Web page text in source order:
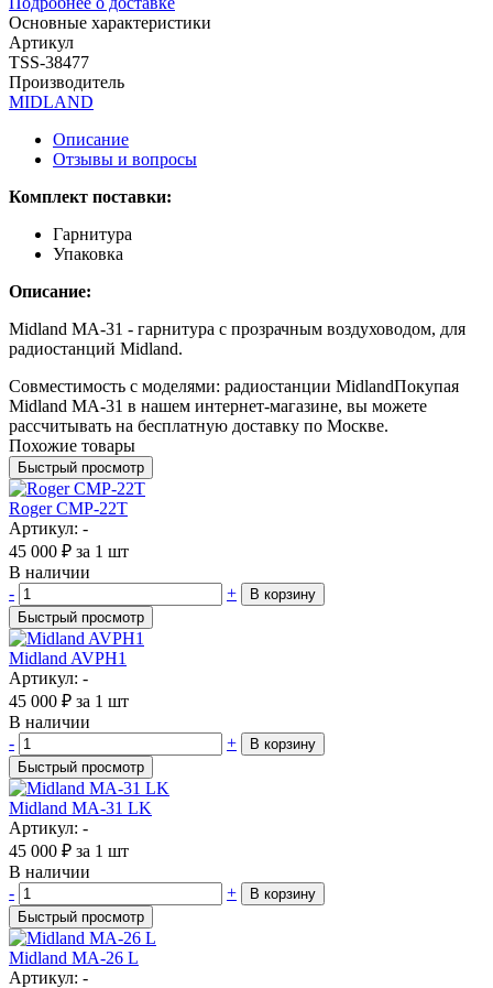
Основные характеристики
Артикул
TSS-38477
Производитель
MIDLAND
Описание
Отзывы и вопросы
Комплект поставки:
Гарнитура
Упаковка
Описание:
Midland MA-31 - гарнитура с прозрачным воздуховодом, для
радиостанций Midland.
Совместимость с моделями: радиостанции MidlandПокупая
Midland MA-31 в нашем интернет-магазине, вы можете
рассчитывать на бесплатную доставку по Москве.
Похожие товары
Быстрый просмотр
Roger CMP-22T
Артикул: -
45 000 ₽ за 1 шт
В наличии
-
+
В корзину
Быстрый просмотр
Midland AVPH1
Артикул: -
45 000 ₽ за 1 шт
В наличии
-
+
В корзину
Быстрый просмотр
Midland MA-31 LK
Артикул: -
45 000 ₽ за 1 шт
В наличии
-
+
В корзину
Быстрый просмотр
Midland MA-26 L
Артикул: -